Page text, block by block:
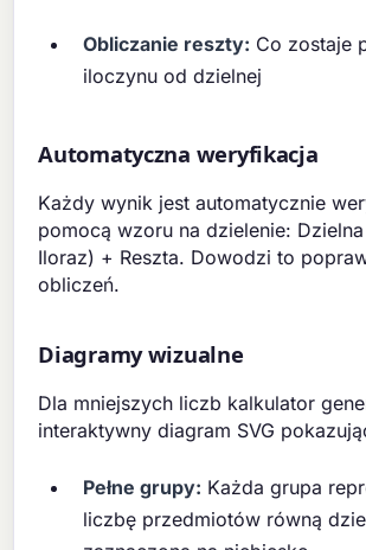
Obliczanie reszty: Co zostaje
iloczynu od dzielnej
Automatyczna weryfikacja
Każdy wynik jest automatycznie
pomocą wzoru na dzielenie:
Iloraz) + Reszta. Dowodzi to
obliczeń.
Diagramy wizualne
Dla mniejszych liczb kalkulator
interaktywny diagram SVG
Pełne grupy: Każda grupa
liczbę przedmiotów równą